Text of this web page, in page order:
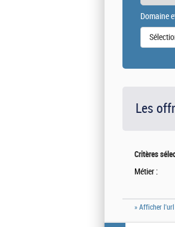
Domaine
Les
Critères
Métier :
» Afficher l'url